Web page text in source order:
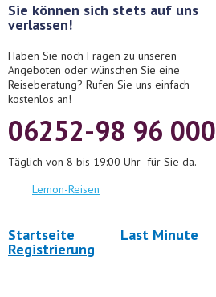
Sie können sich stets auf uns
verlassen!
Haben Sie noch Fragen zu unseren
Angeboten oder wünschen Sie eine
Reiseberatung? Rufen Sie uns einfach
kostenlos an!
06252-98 96 000
Täglich von 8 bis 19:00 Uhr für Sie da.
Lemon-Reisen
Startseite Last Minute
Registrierung